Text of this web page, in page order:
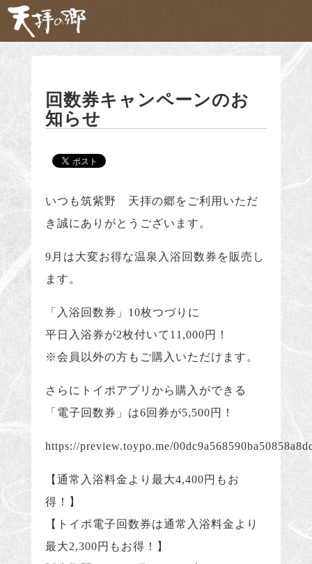
自然食ビュッフェ
天然温泉
天拝の湯
ボディケア
よくある質問
アクセス
回数券キャンペーンのお
知らせ
いつも筑紫野 天拝の郷をご利用いただ
き誠にありがとうございます。
9月は大変お得な温泉入浴回数券を販売し
ます。
「入浴回数券」10枚つづりに
平日入浴券が2枚付いて11,000円！
※会員以外の方もご購入いただけます。
さらにトイポアプリから購入ができる
「電子回数券」は6回券が5,500円！
https://preview.toypo.me/
【通常入浴料金より最大4,400円もお
得！】
【トイポ電子回数券は通常入浴料金より
最大2,300円もお得！】